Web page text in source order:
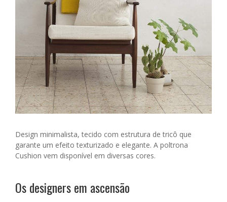
Design minimalista, tecido com estrutura de tricô que
garante um efeito texturizado e elegante. A poltrona
Cushion vem disponível em diversas cores.
Os designers em ascensão